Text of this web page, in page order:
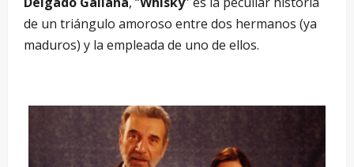
de un triángulo amoroso entre dos hermanos (ya
maduros) y la empleada de uno de ellos.